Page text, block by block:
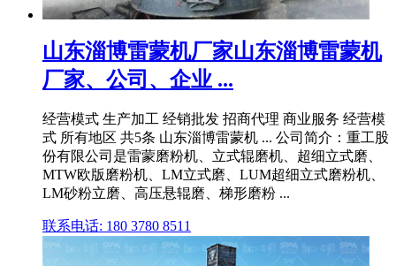
山东淄博雷蒙机厂家山东淄博雷蒙机
厂家、公司、企业 ...
经营模式 生产加工 经销批发 招商代理 商业服务 经营模
式 所有地区 共5条 山东淄博雷蒙机 ... 公司简介：重工股
份有限公司是雷蒙磨粉机、立式辊磨机、超细立式磨、
MTW欧版磨粉机、LM立式磨、LUM超细立式磨粉机、
LM砂粉立磨、高压悬辊磨、梯形磨粉 ...
联系电话: 180 3780 8511